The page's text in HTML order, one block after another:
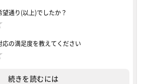
通り(以上)でしたか？
の満足度を教えてください
続きを読むには